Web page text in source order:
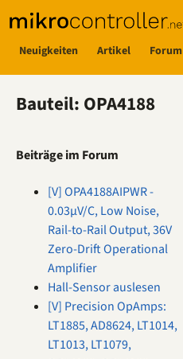
Neuigkeiten Artikel Forum
Bauteil: OPA4188
Beiträge im Forum
[V] OPA4188AIPWR -
0.03µV/C, Low Noise,
Rail-to-Rail Output, 36V
Zero-Drift Operational
Amplifier
Hall-Sensor auslesen
[V] Precision OpAmps:
LT1885, AD8624, LT1014,
LT1013, LT1079,